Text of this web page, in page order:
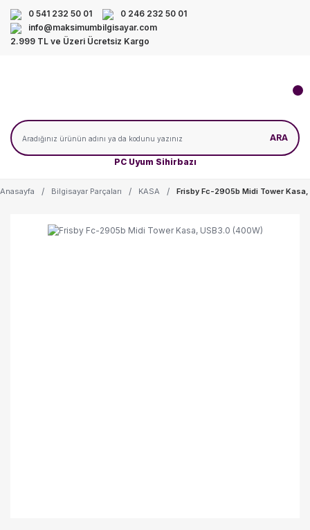
0 541 232 50 01
0 246 232 50 01
info@maksimumbilgisayar.com
2.999 TL ve Üzeri Ücretsiz Kargo
PC Uyum Sihirbazı
ARA
Anasayfa Bilgisayar Parçaları KASA Frisby Fc-2905b Midi Tower